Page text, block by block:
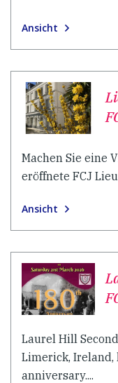
Ansicht
Machen Sie eine
eröffnete FCJ
Ansicht
Laurel Hill
Limerick,
anniversary....